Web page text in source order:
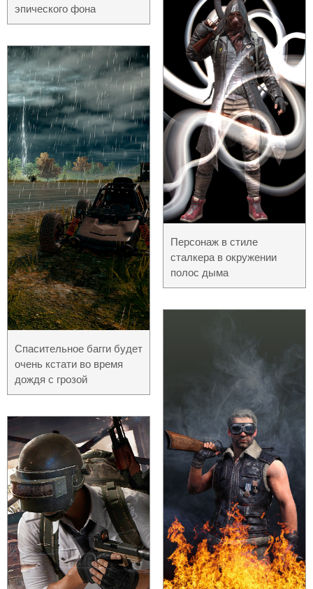
эпического фона
Спасительное багги будет
очень кстати во время
дождя с грозой
Персонаж в стиле
сталкера в окружении
полос дыма